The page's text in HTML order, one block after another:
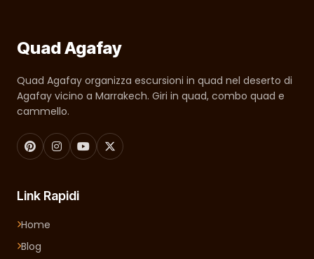
Quad Agafay
Quad Agafay organizza escursioni in quad nel deserto di
Agafay vicino a Marrakech. Giri in quad, combo quad e
cammello.
Link Rapidi
Home
Blog